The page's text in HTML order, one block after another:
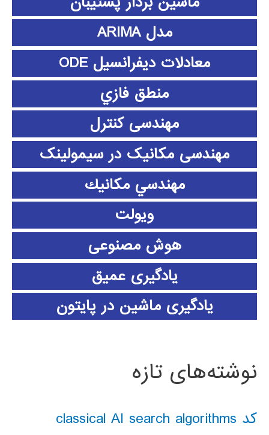
مدل ARIMA
معادلات دیفرانسیل ODE
منطق فازي
مهندسی کنترل
مهندسی مکانیک در سیمولینک
مهندسي مكانيك
ویولت
هوش مصنوعی
یادگیری عمیق
یادگیری ماشین در پایتون
نوشته‌های تازه
کد classical AI search algorithms